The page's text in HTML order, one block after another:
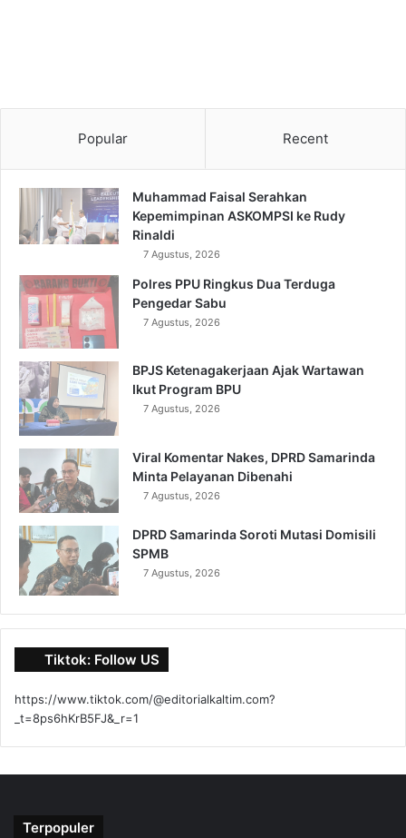
Popular Recent
Muhammad Faisal Serahkan
Kepemimpinan ASKOMPSI ke Rudy
Rinaldi
7 Agustus, 2026
Polres PPU Ringkus Dua Terduga
Pengedar Sabu
7 Agustus, 2026
BPJS Ketenagakerjaan Ajak Wartawan
Ikut Program BPU
7 Agustus, 2026
Viral Komentar Nakes, DPRD Samarinda
Minta Pelayanan Dibenahi
7 Agustus, 2026
DPRD Samarinda Soroti Mutasi Domisili
SPMB
7 Agustus, 2026
Tiktok: Follow US
https://www.tiktok.com/@editorialkaltim.com?
_t=8ps6hKrB5FJ&_r=1
Terpopuler